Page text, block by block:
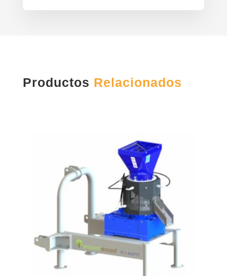
Productos Relacionados